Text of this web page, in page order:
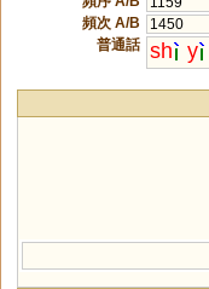
頻次 A/B
1450
普通話 sh y